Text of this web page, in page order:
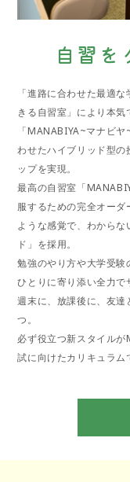
自習を
「進路に合わせた最適
きる自習室」により本気
「MANABIYA~マナビ
わせたハイブリッド型
ップを実現。
最高の自習室「
服するための完全オーダ
ような感覚で、わから
ド」を採用。
勉強のやり方や大学受験
ひとりに寄り添い全力で
週末に、放課後に、友
つ。
必ず役立つ新スタイル
試に向けたカリキュラム